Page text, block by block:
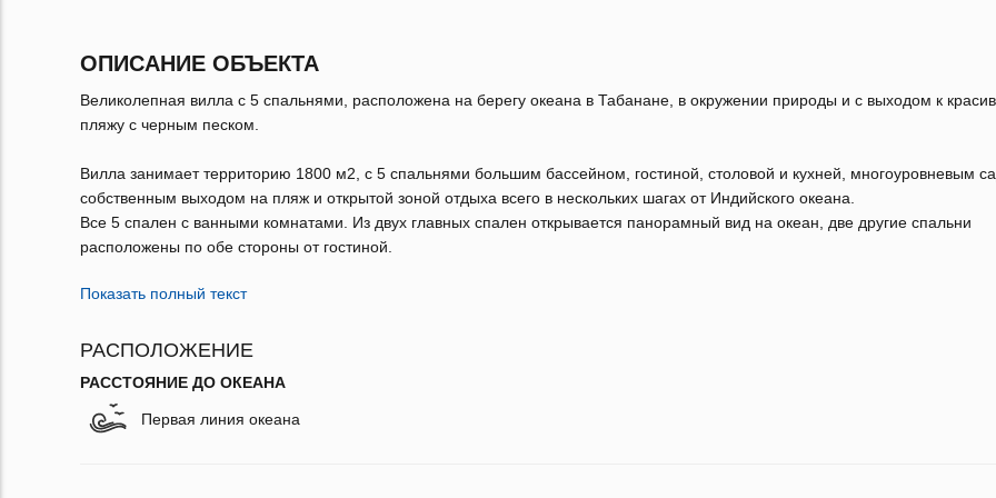
ОПИСАНИЕ ОБЪЕКТА
Великолепная вилла с 5 спальнями, расположена на берегу океана в Табанане, в окружении природы и с выходом к
пляжу с черным песком.
Вилла занимает территорию 1800 м2, с 5 спальнями большим бассейном, гостиной, столовой и кухней, многоуровневым
собственным выходом на пляж и открытой зоной отдыха всего в нескольких шагах от Индийского океана.
Все 5 спален с ванными комнатами. Из двух главных спален открывается панорамный вид на океан, две другие спальни
расположены по обе стороны от гостиной.
Показать полный текст
РАСПОЛОЖЕНИЕ
РАССТОЯНИЕ ДО ОКЕАНА
Первая линия океана